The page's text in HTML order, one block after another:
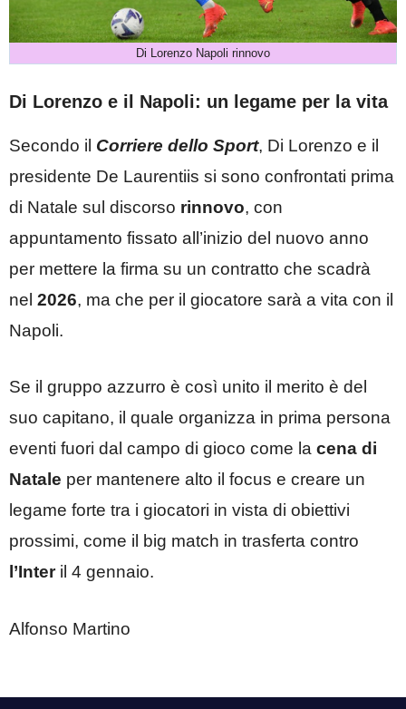
Di Lorenzo Napoli rinnovo
Di Lorenzo e il Napoli: un legame per la vita
Secondo il Corriere dello Sport, Di Lorenzo e il
presidente De Laurentiis si sono confrontati prima
di Natale sul discorso rinnovo, con
appuntamento fissato all’inizio del nuovo anno
per mettere la firma su un contratto che scadrà
nel 2026, ma che per il giocatore sarà a vita con il
Napoli.
Se il gruppo azzurro è così unito il merito è del
suo capitano, il quale organizza in prima persona
eventi fuori dal campo di gioco come la cena di
Natale per mantenere alto il focus e creare un
legame forte tra i giocatori in vista di obiettivi
prossimi, come il big match in trasferta contro
l’Inter il 4 gennaio.
Alfonso Martino